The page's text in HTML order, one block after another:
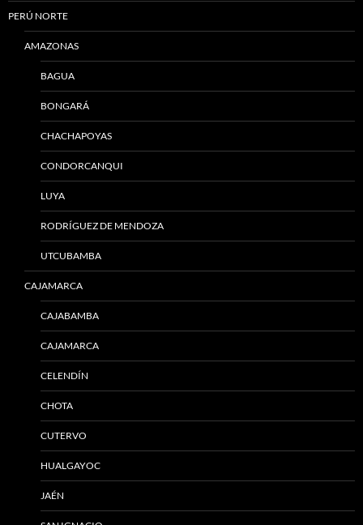
PERÚ NORTE
AMAZONAS
BAGUA
BONGARÁ
CHACHAPOYAS
CONDORCANQUI
LUYA
RODRÍGUEZ DE MENDOZA
UTCUBAMBA
CAJAMARCA
CAJABAMBA
CAJAMARCA
CELENDÍN
CHOTA
CUTERVO
HUALGAYOC
JAÉN